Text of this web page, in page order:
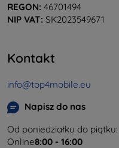
REGON: 46701494
NIP VAT: SK2023549671
Kontakt
info@top4mobile.eu
Napisz do nas
Od poniedziałku do piątku:
Online8:00 - 16:00